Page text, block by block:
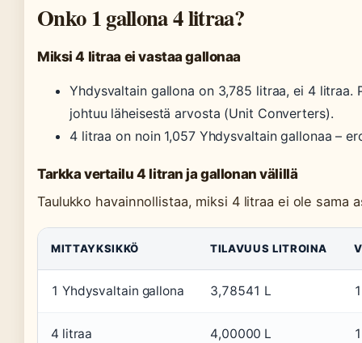
Onko 1 gallona 4 litraa?
Miksi 4 litraa ei vastaa gallonaa
Yhdysvaltain gallona on 3,785 litraa, ei 4 litraa.
johtuu läheisestä arvosta (Unit Converters).
4 litraa on noin 1,057 Yhdysvaltain gallonaa –
Tarkka vertailu 4 litran ja gallonan välillä
Taulukko havainnollistaa, miksi 4 litraa ei ole sama
MITTAYKSIKKÖ TILAVUUS LITROINA
1 Yhdysvaltain gallona 3,78541 L
4 litraa 4,00000 L